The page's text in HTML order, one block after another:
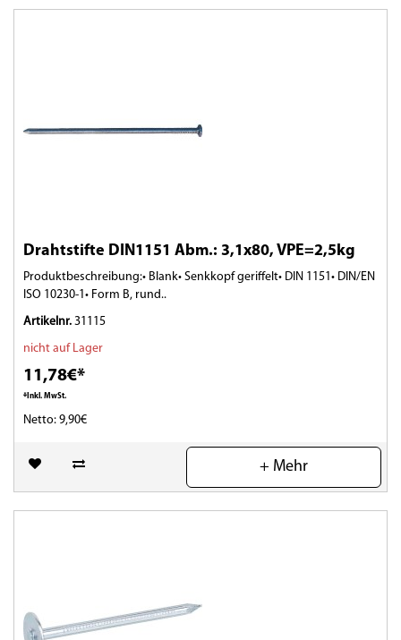
Drahtstifte DIN1151 Abm.: 3,1x80, VPE=2,5kg
Produktbeschreibung:• Blank• Senkkopf geriffelt• DIN 1151• DIN/EN
ISO 10230-1• Form B, rund..
Artikelnr. 31115
nicht auf Lager
11,78€*
*Inkl. MwSt.
Netto: 9,90€
(0)
+ Mehr